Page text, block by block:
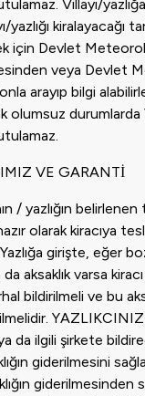
Villayı/
kiralayacağı
için Devlet
veya Devlet
arayıp bilgi
olumsuz
VE GARANTİ
/ yazlığın
olarak kiracıya
girişte, eğer
aksaklık varsa
bildirilmeli ve bu
da ilgili şirkete
giderilmesini
giderilmesinden